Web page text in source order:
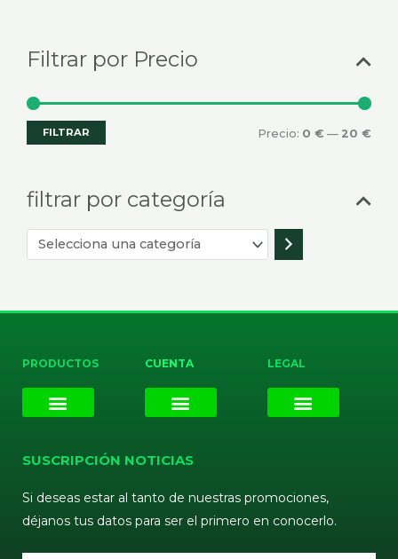
Filtrar por Precio
FILTRAR Precio: 0 € — 20 €
filtrar por categoría
PRODUCTOS CUENTA LEGAL
SUSCRIPCIÓN NOTICIAS
Si deseas estar al tanto de nuestras promociones,
déjanos tus datos para ser el primero en conocerlo.